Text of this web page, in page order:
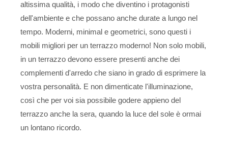
altissima qualità, i modo che diventino i protagonisti
dell'ambiente e che possano anche durate a lungo nel
tempo. Moderni, minimal e geometrici, sono questi i
mobili migliori per un terrazzo moderno! Non solo mobili,
in un terrazzo devono essere presenti anche dei
complementi d'arredo che siano in grado di esprimere la
vostra personalità. E non dimenticate l'illuminazione,
così che per voi sia possibile godere appieno del
terrazzo anche la sera, quando la luce del sole è ormai
un lontano ricordo.